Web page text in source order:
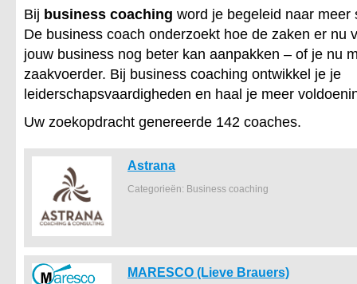
Bij business coaching word je begeleid naar meer
De business coach onderzoekt hoe de zaken er nu
jouw business nog beter kan aanpakken – of je nu
zaakvoerder. Bij business coaching ontwikkel je je
leiderschapsvaardigheden en haal je meer
Uw zoekopdracht genereerde 142 coaches.
Astrana
Categorieën: Business coaching
MARESCO (Lieve Brauers)